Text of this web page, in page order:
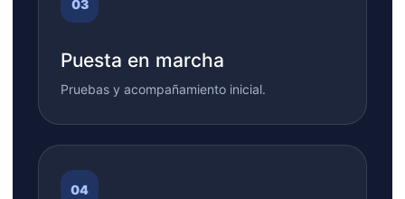
Puesta en marcha
Pruebas y acompañamiento inicial.